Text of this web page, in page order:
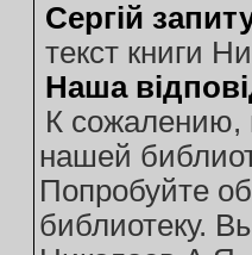
Сергій
текст книги
Наша
К сожалению,
нашей
Попробуйте
библиотеку.